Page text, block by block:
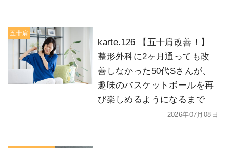
五十肩
karte.126 【五十肩改善！】
整形外科に2ヶ月通っても改
善しなかった50代Sさんが、
趣味のバスケットボールを再
び楽しめるようになるまで
2026年07月08日